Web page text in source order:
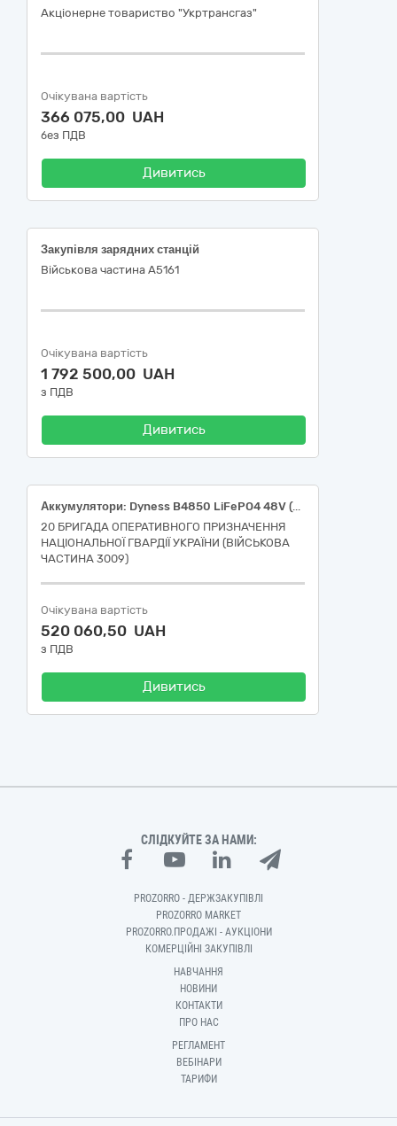
Акціонерне товариство "Укртрансгаз"
Очікувана вартість
366 075,00 UAH
без ПДВ
Дивитись
Закупівля зарядних станцій
Військова частина А5161
Очікувана вартість
1 792 500,00 UAH
з ПДВ
Дивитись
Аккумулятори: Dyness B4850 LiFePO4 48V (48V/50Ah/2400Wh) (BMS 50A/50A), Deye LiFePO4 48 100 Ah 5,1 kWh Deye (SE-G5.1 Pro-B)
20 БРИГАДА ОПЕРАТИВНОГО ПРИЗНАЧЕННЯ
НАЦІОНАЛЬНОЇ ГВАРДІЇ УКРАЇНИ (ВІЙСЬКОВА
ЧАСТИНА 3009)
Очікувана вартість
520 060,50 UAH
з ПДВ
Дивитись
СЛІДКУЙТЕ ЗА НАМИ:
PROZORRO - ДЕРЖЗАКУПІВЛІ
PROZORRO MARKET
PROZORRO.ПРОДАЖІ - АУКЦІОНИ
КОМЕРЦІЙНІ ЗАКУПІВЛІ
НАВЧАННЯ
НОВИНИ
КОНТАКТИ
ПРО НАС
РЕГЛАМЕНТ
ВЕБІНАРИ
ТАРИФИ